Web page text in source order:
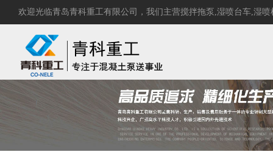
欢迎光临青岛青科重工有限公司，我们主营搅拌拖泵 ,湿喷台车,湿喷